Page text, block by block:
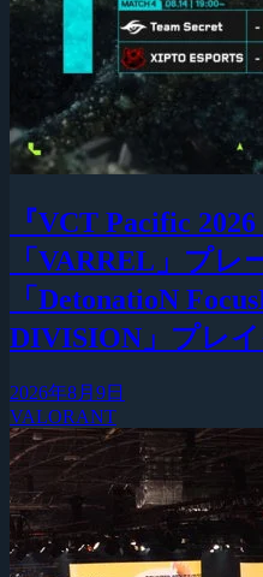
『VCT Pacific 2026
「VARREL」プレ
「DetonatioN
DIVISION」プレ
2026年8月9日
VALORANT